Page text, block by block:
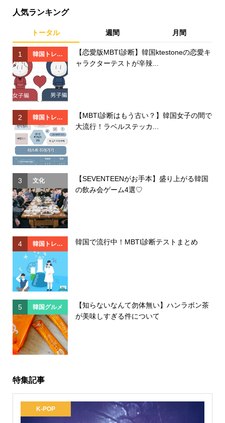
人気ランキング
トータル 週間 月間
1 韓国トレン
ド
【恋愛版MBTI診断】韓国ktestoneの恋愛キ
ャラクターテストが辛辣...
2 韓国トレン
ド
【MBTI診断はもう古い？】韓国女子の間で
大流行！ラベルステッカ...
3 文化
【SEVENTEENがお手本】盛り上がる韓国
の飲み会ゲーム4選♡
4 韓国トレン
ド
韓国で流行中！MBTI診断テストまとめ
5 韓国グルメ
【知らないなんて勿体無い】ハンラボン茶
が美味しすぎる件について
特集記事
K-POP